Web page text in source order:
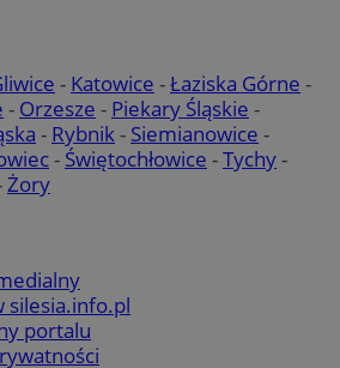
- Katowice -Łaziska Górne -
- Orzesze - Piekary Śląskie -
- Rybnik- Siemianowice -
- Świętochłowice -Tychy-
Żory
silesia.info.pl
portalu